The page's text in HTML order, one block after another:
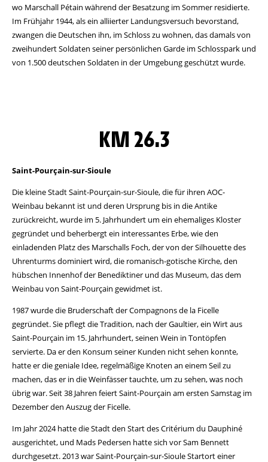
wo Marschall Pétain während der Besatzung im Sommer residierte.
Im Frühjahr 1944, als ein alliierter Landungsversuch bevorstand,
zwangen die Deutschen ihn, im Schloss zu wohnen, das damals von
zweihundert Soldaten seiner persönlichen Garde im Schlosspark und
von 1.500 deutschen Soldaten in der Umgebung geschützt wurde.
KM 26.3
Saint-Pourçain-sur-Sioule
Die kleine Stadt Saint-Pourçain-sur-Sioule, die für ihren AOC-
Weinbau bekannt ist und deren Ursprung bis in die Antike
zurückreicht, wurde im 5. Jahrhundert um ein ehemaliges Kloster
gegründet und beherbergt ein interessantes Erbe, wie den
einladenden Platz des Marschalls Foch, der von der Silhouette des
Uhrenturms dominiert wird, die romanisch-gotische Kirche, den
hübschen Innenhof der Benediktiner und das Museum, das dem
Weinbau von Saint-Pourçain gewidmet ist.
1987 wurde die Bruderschaft der Compagnons de la Ficelle
gegründet. Sie pflegt die Tradition, nach der Gaultier, ein Wirt aus
Saint-Pourçain im 15. Jahrhundert, seinen Wein in Tontöpfen
servierte. Da er den Konsum seiner Kunden nicht sehen konnte,
hatte er die geniale Idee, regelmäßige Knoten an einem Seil zu
machen, das er in die Weinfässer tauchte, um zu sehen, was noch
übrig war. Seit 38 Jahren feiert Saint-Pourçain am ersten Samstag im
Dezember den Auszug der Ficelle.
Im Jahr 2024 hatte die Stadt den Start des Critérium du Dauphiné
ausgerichtet, und Mads Pedersen hatte sich vor Sam Bennett
durchgesetzt. 2013 war Saint-Pourçain-sur-Sioule Startort einer